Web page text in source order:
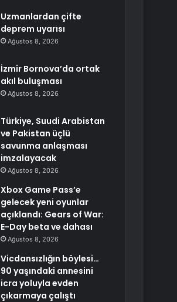
Uzmanlardan çifte
deprem uyarısı
Ağustos 8, 2026
İzmir Bornova’da ortak
akıl buluşması
Ağustos 8, 2026
Türkiye, Suudi Arabistan
ve Pakistan üçlü
savunma anlaşması
imzalayacak
Ağustos 8, 2026
Xbox Game Pass’e
gelecek yeni oyunlar
açıklandı: Gears of War:
E-Day beta ve dahası
Ağustos 8, 2026
Vicdansızlığın böylesi…
90 yaşındaki annesini
icra yoluyla evden
çıkarmaya çalıştı